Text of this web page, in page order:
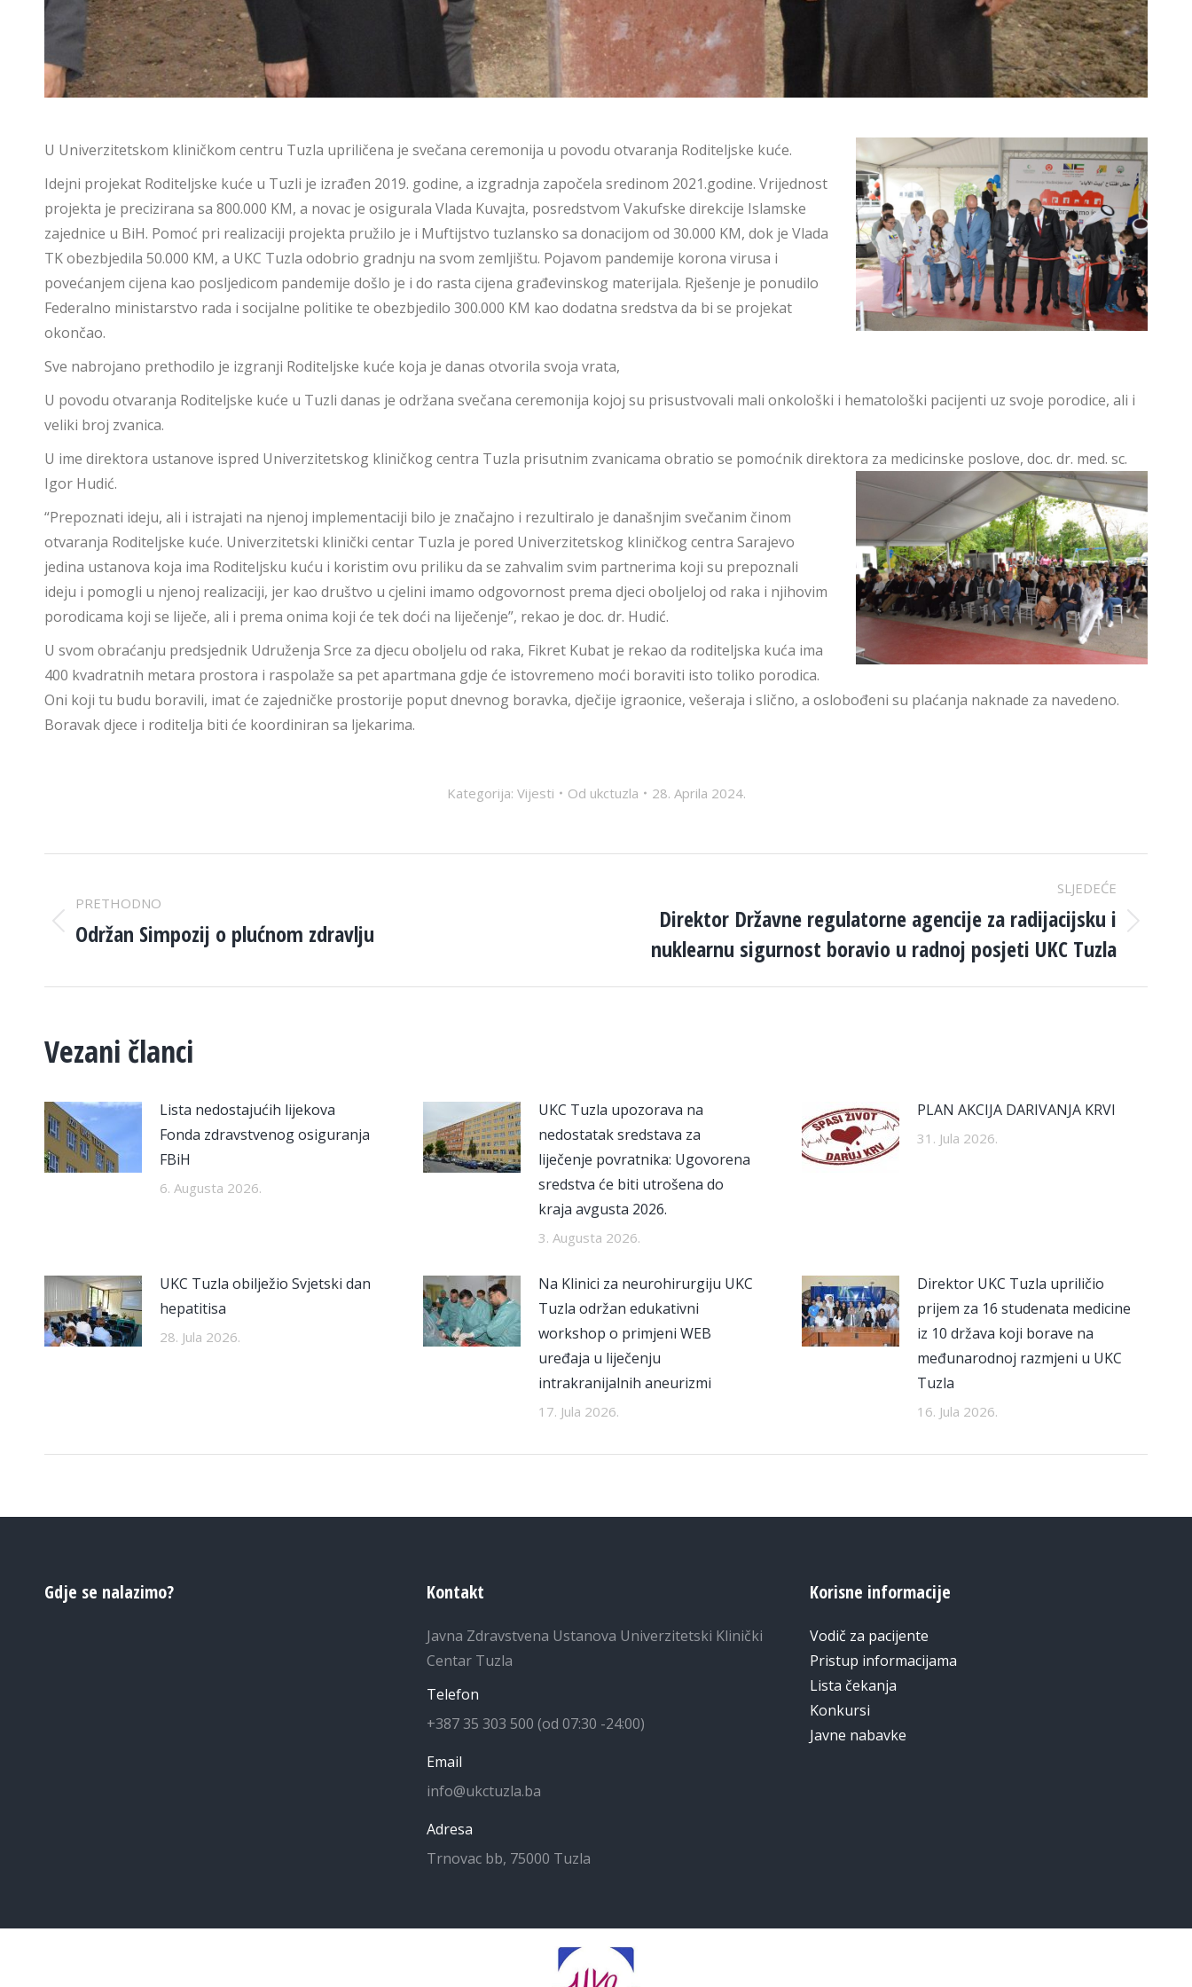
U Univerzitetskom kliničkom centru Tuzla upriličena je svečana ceremonija u povodu otvaranja Roditeljske kuće.
Idejni projekat Roditeljske kuće u Tuzli je izrađen 2019. godine, a izgradnja započela sredinom 2021.godine. Vrijednost
projekta je precizirana sa 800.000 KM, a novac je osigurala Vlada Kuvajta, posredstvom Vakufske direkcije Islamske
zajednice u BiH. Pomoć pri realizaciji projekta pružilo je i Muftijstvo tuzlansko sa donacijom od 30.000 KM, dok je Vlada
TK obezbjedila 50.000 KM, a UKC Tuzla odobrio gradnju na svom zemljištu. Pojavom pandemije korona virusa i
povećanjem cijena kao posljedicom pandemije došlo je i do rasta cijena građevinskog materijala. Rješenje je ponudilo
Federalno ministarstvo rada i socijalne politike te obezbjedilo 300.000 KM kao dodatna sredstva da bi se projekat
okončao.
Sve nabrojano prethodilo je izgranji Roditeljske kuće koja je danas otvorila svoja vrata,
U povodu otvaranja Roditeljske kuće u Tuzli danas je održana svečana ceremonija kojoj su prisustvovali mali onkološki i hematološki pacijenti uz svoje porodice, ali i
veliki broj zvanica.
U ime direktora ustanove ispred Univerzitetskog kliničkog centra Tuzla prisutnim zvanicama obratio se pomoćnik direktora za medicinske poslove, doc. dr. med. sc.
Igor Hudić.
“Prepoznati ideju, ali i istrajati na njenoj implementaciji bilo je značajno i rezultiralo je današnjim svečanim činom
otvaranja Roditeljske kuće. Univerzitetski klinički centar Tuzla je pored Univerzitetskog kliničkog centra Sarajevo
jedina ustanova koja ima Roditeljsku kuću i koristim ovu priliku da se zahvalim svim partnerima koji su prepoznali
ideju i pomogli u njenoj realizaciji, jer kao društvo u cjelini imamo odgovornost prema djeci oboljeloj od raka i njihovim
porodicama koji se liječe, ali i prema onima koji će tek doći na liječenje”, rekao je doc. dr. Hudić.
U svom obraćanju predsjednik Udruženja Srce za djecu oboljelu od raka, Fikret Kubat je rekao da roditeljska kuća ima
400 kvadratnih metara prostora i raspolaže sa pet apartmana gdje će istovremeno moći boraviti isto toliko porodica.
Oni koji tu budu boravili, imat će zajedničke prostorije poput dnevnog boravka, dječije igraonice, vešeraja i slično, a oslobođeni su plaćanja naknade za navedeno.
Boravak djece i roditelja biti će koordiniran sa ljekarima.
Kategorija: Vijesti Od ukctuzla 28. Aprila 2024.
NAVIGATION
PRETHODNO
Previous
Održan Simpozij o plućnom zdravlju
SLJEDEĆE
post:
Direktor Državne regulatorne agencije za radijacijsku i
nuklearnu sigurnost boravio u radnoj posjeti UKC Tuzla
Vezani članci
Lista nedostajućih lijekova
Fonda zdravstvenog osiguranja
FBiH
6. Augusta 2026.
UKC Tuzla upozorava na
nedostatak sredstava za
liječenje povratnika: Ugovorena
sredstva će biti utrošena do
kraja avgusta 2026.
3. Augusta 2026.
PLAN AKCIJA DARIVANJA KRVI
31. Jula 2026.
UKC Tuzla obilježio Svjetski dan
hepatitisa
28. Jula 2026.
Na Klinici za neurohirurgiju UKC
Tuzla održan edukativni
workshop o primjeni WEB
uređaja u liječenju
intrakranijalnih aneurizmi
17. Jula 2026.
Direktor UKC Tuzla upriličio
prijem za 16 studenata medicine
iz 10 država koji borave na
međunarodnoj razmjeni u UKC
Tuzla
16. Jula 2026.
Gdje se nalazimo? Kontakt
Javna Zdravstvena Ustanova Univerzitetski Klinički
Centar Tuzla
Telefon
+387 35 303 500 (od 07:30 -24:00)
Email
info@ukctuzla.ba
Adresa
Trnovac bb, 75000 Tuzla
Korisne informacije
Vodič za pacijente
Pristup informacijama
Lista čekanja
Konkursi
Javne nabavke